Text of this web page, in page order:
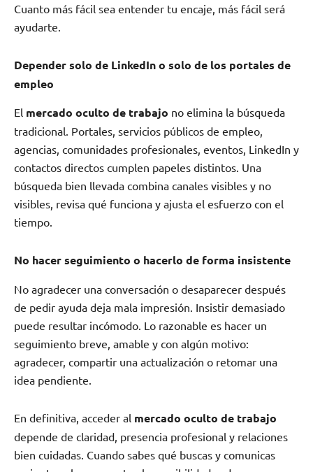
Cuanto más fácil sea entender tu encaje, más fácil será
ayudarte.
Depender solo de LinkedIn o solo de los portales de
empleo
El mercado oculto de trabajo no elimina la búsqueda
tradicional. Portales, servicios públicos de empleo,
agencias, comunidades profesionales, eventos, LinkedIn y
contactos directos cumplen papeles distintos. Una
búsqueda bien llevada combina canales visibles y no
visibles, revisa qué funciona y ajusta el esfuerzo con el
tiempo.
No hacer seguimiento o hacerlo de forma insistente
No agradecer una conversación o desaparecer después
de pedir ayuda deja mala impresión. Insistir demasiado
puede resultar incómodo. Lo razonable es hacer un
seguimiento breve, amable y con algún motivo:
agradecer, compartir una actualización o retomar una
idea pendiente.
En definitiva, acceder al mercado oculto de trabajo
depende de claridad, presencia profesional y relaciones
bien cuidadas. Cuando sabes qué buscas y comunicas